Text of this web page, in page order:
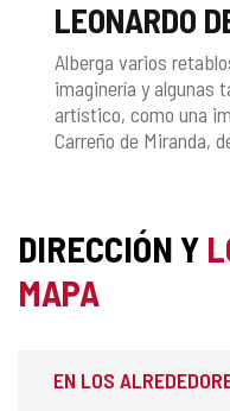
LEONARDO
Alberga varios
imaginería y algunas
artístico, como una
Carreño de Miranda,
DIRECCIÓN Y
MAPA
EN LOS